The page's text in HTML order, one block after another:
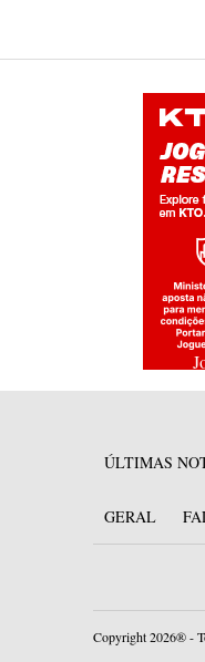
ÚLTIMAS
GERAL
Copyright 2026® -